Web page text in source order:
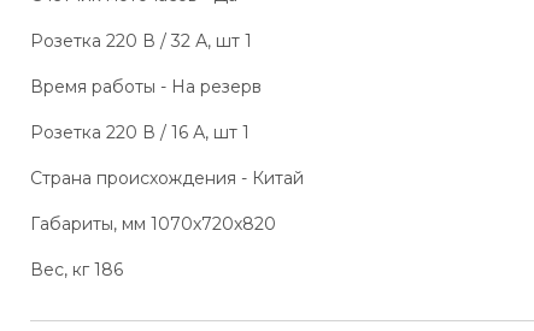
Розетка 220 В / 32 А, шт 1
Время работы - На резерв
Розетка 220 В / 16 А, шт 1
Страна происхождения - Китай
Габариты, мм 1070х720х820
Вес, кг 186